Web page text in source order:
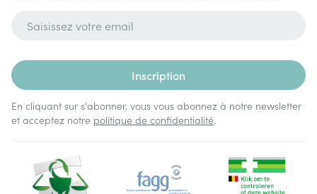
Inscription
En cliquant sur s'abonner, vous vous abonnez à notre newsletter
et acceptez notre politique de confidentialité.